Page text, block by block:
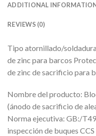
ADDITIONAL
REVIEWS (0)
Tipo atornillado/
de zinc para barcos
de zinc de sacrificio para
Nombre del producto:
(ánodo de sacrificio de
Norma ejecutiva: GB:/
inspección de buques